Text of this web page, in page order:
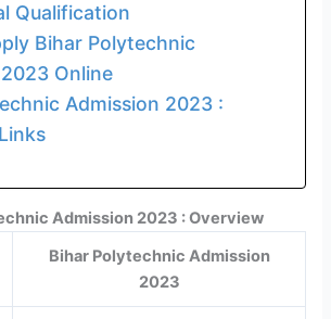
Qualification
Bihar Polytechnic
Online
Admission 2023 :
Admission 2023 : Overview
Bihar Polytechnic Admission
2023